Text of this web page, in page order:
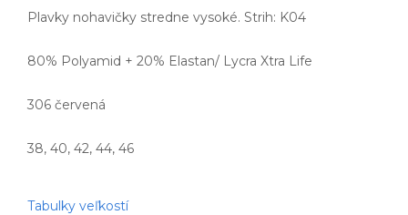
Plavky nohavičky stredne vysoké. Strih: K04
80% Polyamid + 20% Elastan/ Lycra Xtra Life
306 červená
38, 40, 42, 44, 46
Tabulky veľkostí